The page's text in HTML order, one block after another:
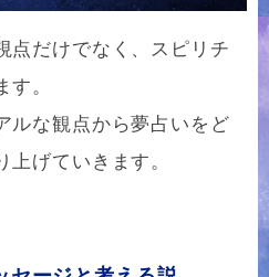
点だけでなく、スピリチ
。
ルな観点から夢占いをど
上げていきます。